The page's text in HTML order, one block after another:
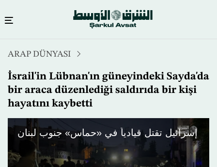
atla
ARAP DÜNYASI
İsrail'in Lübnan'ın güneyindeki Sayda'da
bir araca düzenlediği saldırıda bir kişi
hayatını kaybetti
إسرائيل تقتل قيادياً في «حماس» جنوب لبنان